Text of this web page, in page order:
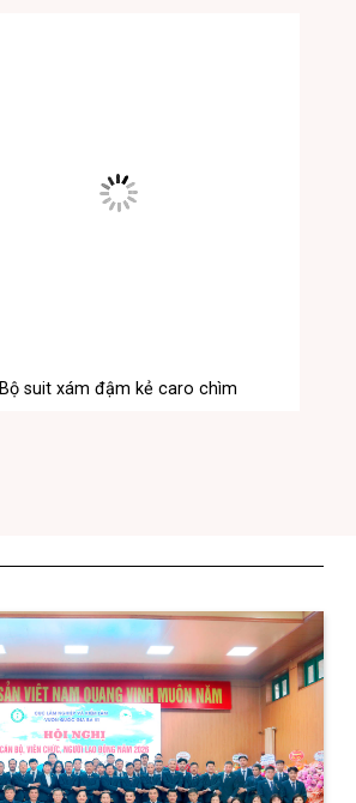
Bộ suit xám đậm kẻ caro chìm